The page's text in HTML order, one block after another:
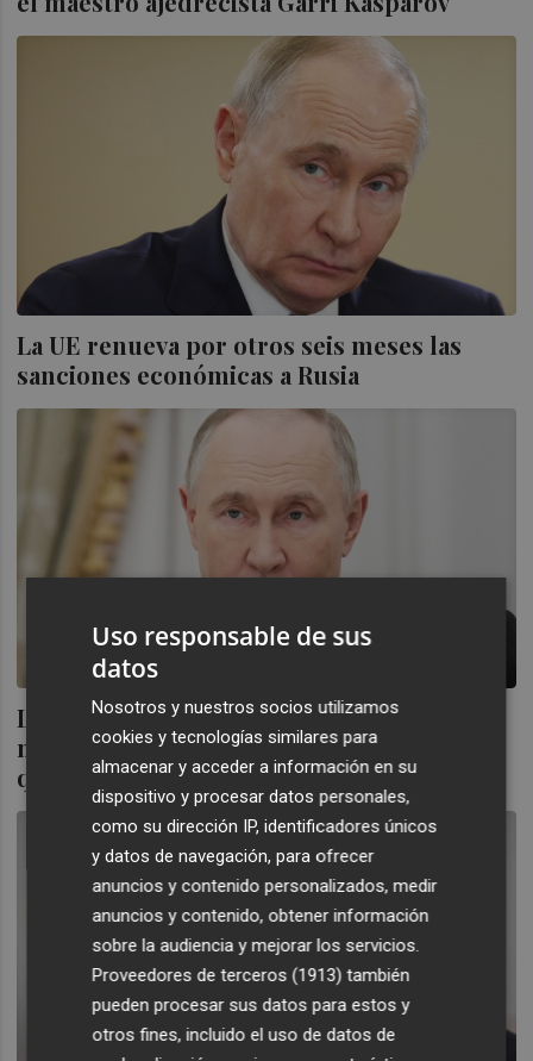
La UE renueva por otros seis meses las
sanciones económicas a Rusia
La UE inmoviliza indefinidamente 210.000
millones de activos rusos con los que
quiere financiar a Ucrania
Uso responsable de sus
datos
Nosotros y nuestros socios utilizamos
cookies y tecnologías similares para
almacenar y acceder a información en su
dispositivo y procesar datos personales,
como su dirección IP, identificadores únicos
y datos de navegación, para ofrecer
anuncios y contenido personalizados, medir
anuncios y contenido, obtener información
sobre la audiencia y mejorar los servicios.
Proveedores de terceros (1913) también
pueden procesar sus datos para estos y
otros fines, incluido el uso de datos de